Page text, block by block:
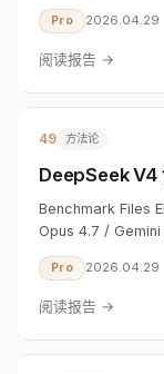
Pro 2026.04.29
阅读报告 →
49 方法论
DeepSeek V4
Benchmark Files
Opus 4.7 / Gemini
Pro 2026.04.29
阅读报告 →